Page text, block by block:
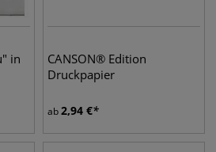
in
CANSON® Edition
Druckpapier
ab2,94 €